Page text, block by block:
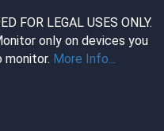
FOR LEGAL USES ONLY.
only on devices you
monitor. More Info...